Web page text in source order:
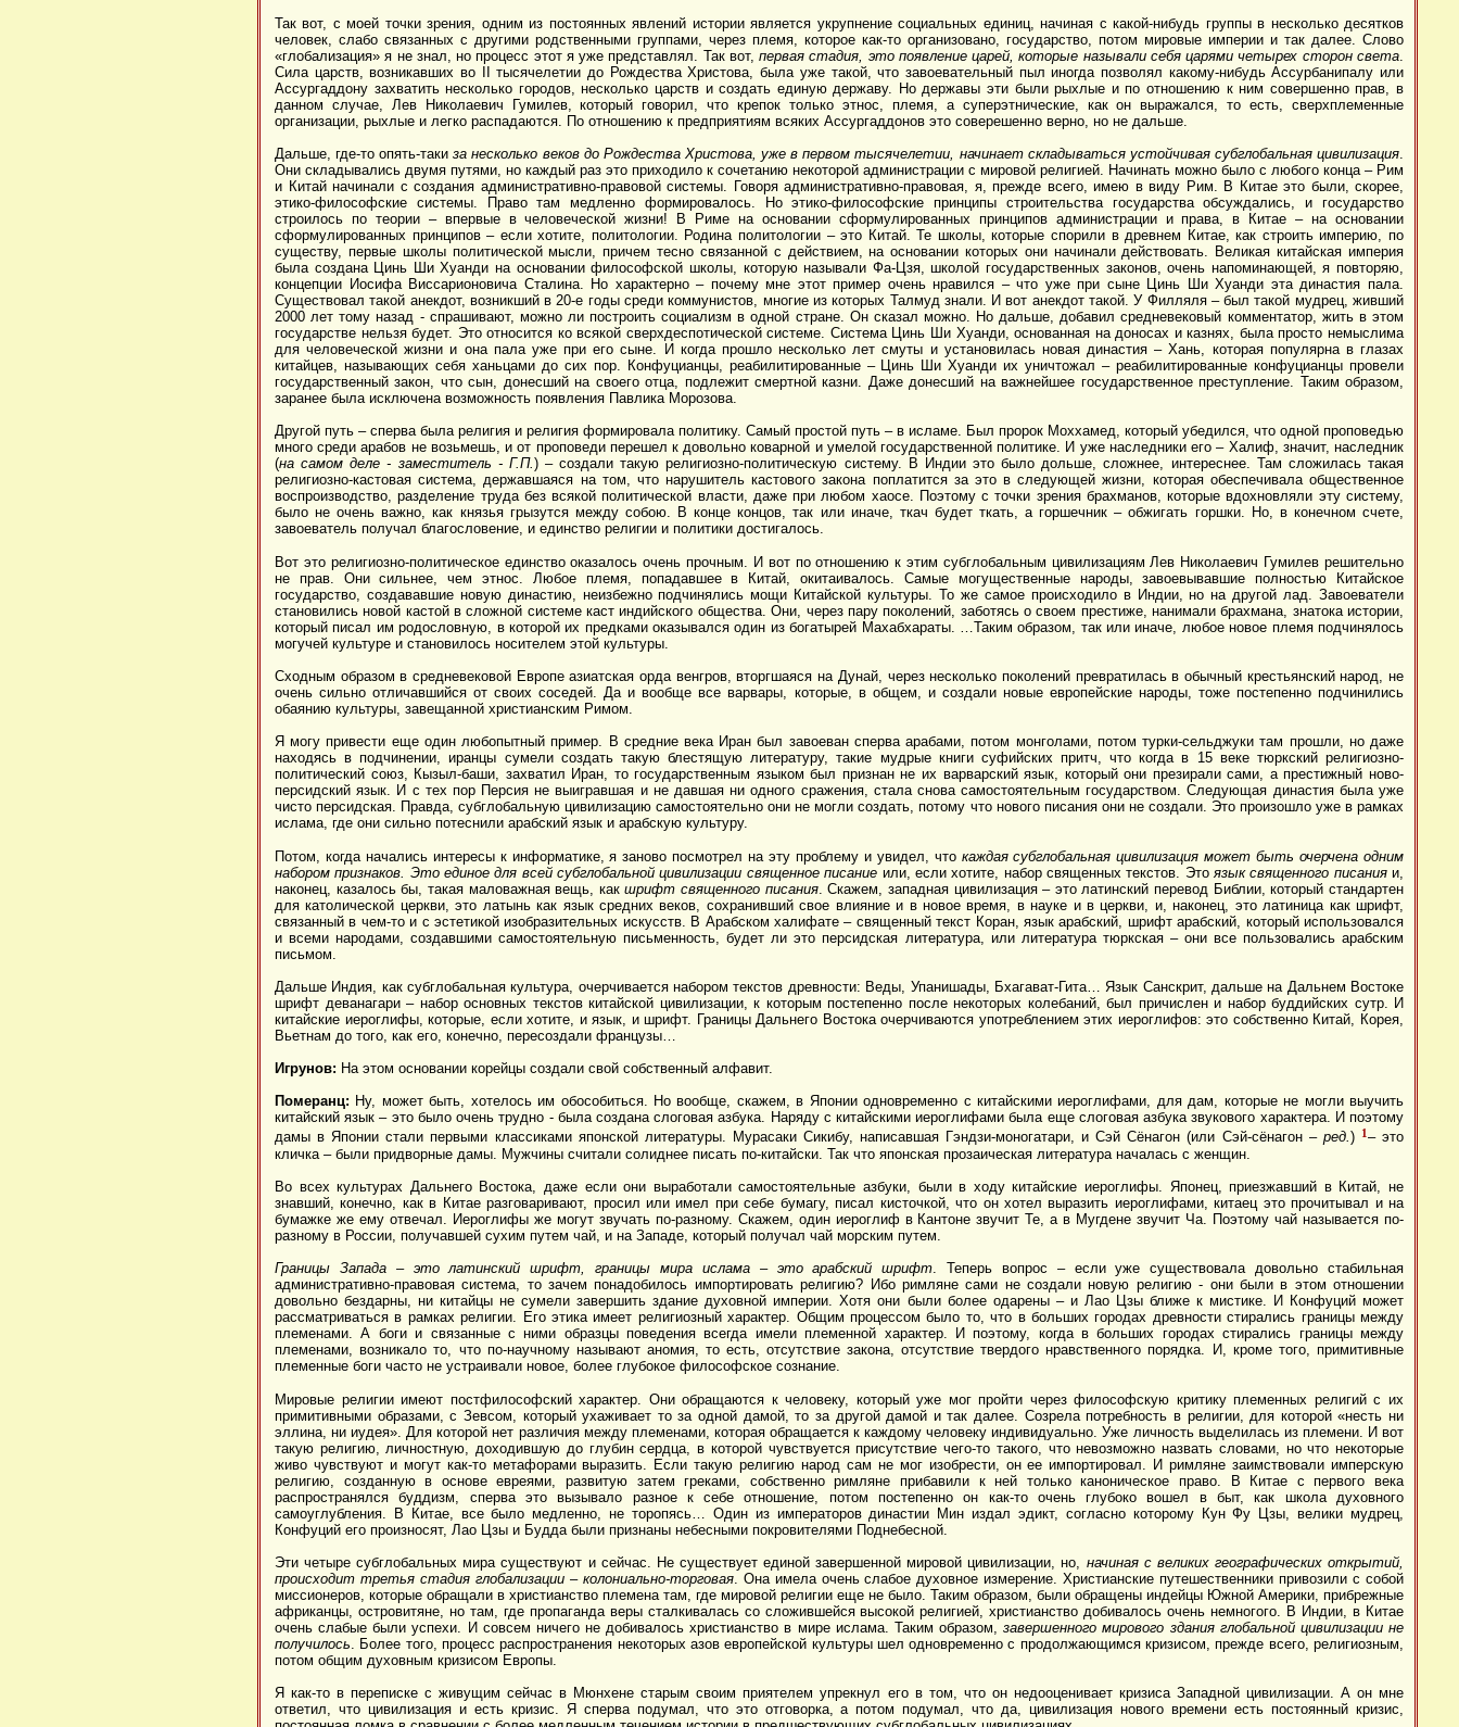
Так вот, с моей точки зрения, одним из постоянных явлений истории является укрупнение социальных единиц, начиная с какой-нибудь группы в несколько десятков
человек, слабо связанных с другими родственными группами, через племя, которое как-то организовано, государство, потом мировые империи и так далее. Слово
«глобализация» я не знал, но процесс этот я уже представлял. Так вот,первая стадия, это появление царей, которые называли себя царями четырех сторон света
Сила царств, возникавших во II тысячелетии до Рождества Христова, была уже такой, что завоевательный пыл иногда позволял какому-нибудь Ассурбанипалу или
Ассургаддону захватить несколько городов, несколько царств и создать единую державу. Но державы эти были рыхлые и по отношению к ним совершенно прав, в
данном случае, Лев Николаевич Гумилев, который говорил, что крепок только этнос, племя, а суперэтнические, как он выражался, то есть, сверхплеменные
организации, рыхлые и легко распадаются. По отношению к предприятиям всяких Ассургаддонов это соверешенно верно, но не дальше.
Дальше, где-то опять-такиза несколько веков до Рождества Христова, уже в первом тысячелетии, начинает складываться устойчивая субглобальная цивилизация
Они складывались двумя путями, но каждый раз это приходило к сочетанию некоторой администрации с мировой религией. Начинать можно было с любого конца – Рим
и Китай начинали с создания административно-правовой системы. Говоря административно-правовая, я, прежде всего, имею в виду Рим. В Китае это были, скорее,
этико-философские системы. Право там медленно формировалось. Но этико-философские принципы строительства государства обсуждались, и государство
строилось по теории – впервые в человеческой жизни! В Риме на основании сформулированных принципов администрации и права, в Китае – на основании
сформулированных принципов – если хотите, политологии. Родина политологии – это Китай. Те школы, которые спорили в древнем Китае, как строить империю, по
существу, первые школы политической мысли, причем тесно связанной с действием, на основании которых они начинали действовать.
Великая китайская империя
была создана Цинь Ши Хуанди на основании философской школы, которую называли Фа-Цзя, школой государственных законов, очень напоминающей, я повторяю,
концепции Иосифа Виссарионовича Сталина. Но характерно – почему мне этот пример очень нравился – что уже при сыне Цинь Ши Хуанди эта династия пала.
Существовал такой анекдот, возникший в 20-е годы среди коммунистов, многие из которых Талмуд знали. И вот анекдот такой. У Филляля – был такой мудрец, живший
2000 лет тому назад - спрашивают, можно ли построить социализм в одной стране. Он сказал можно. Но дальше, добавил средневековый комментатор, жить в этом
государстве нельзя будет. Это относится ко всякой сверхдеспотической системе. Система Цинь Ши Хуанди, основанная на доносах и казнях, была просто немыслима
для человеческой жизни и она пала уже при его сыне. И когда прошло несколько лет смуты и установилась новая династия – Хань, которая популярна в глазах
китайцев, называющих себя ханьцами до сих пор. Конфуцианцы, реабилитированные – Цинь Ши Хуанди их уничтожал – реабилитированные конфуцианцы провели
государственный закон, что сын, донесший на своего отца, подлежит смертной казни. Даже донесший на важнейшее государственное преступление. Таким образом,
заранее была исключена возможность появления Павлика Морозова.
Другой путь – сперва была религия и религия формировала политику. Самый простой путь – в исламе. Был пророк Моххамед, который убедился, что одной проповедью
много среди арабов не возьмешь, и от проповеди перешел к довольно коварной и умелой государственной политике. И уже наследники его – Халиф, значит, наследник
(на самом деле - заместитель - Г.П.) – создали такую религиозно-политическую систему. В Индии это было дольше, сложнее, интереснее. Там сложилась такая
религиозно-кастовая система, державшаяся на том, что нарушитель кастового закона поплатится за это в следующей жизни, которая обеспечивала общественное
воспроизводство, разделение труда без всякой политической власти, даже при любом хаосе. Поэтому с точки зрения брахманов, которые вдохновляли эту систему,
было не очень важно, как князья грызутся между собою. В конце концов, так или иначе, ткач будет ткать, а горшечник – обжигать горшки. Но, в конечном счете,
завоеватель получал благословение, и единство религии и политики достигалось.
Вот это религиозно-политическое единство оказалось очень прочным. И вот по отношению к этим субглобальным цивилизациям Лев Николаевич Гумилев решительно
не прав. Они сильнее, чем этнос. Любое племя, попадавшее в Китай, окитаивалось. Самые могущественные народы, завоевывавшие полностью Китайское
государство, создававшие новую династию, неизбежно подчинялись мощи Китайской культуры. То же самое происходило в Индии, но на другой лад. Завоеватели
становились новой кастой в сложной системе каст индийского общества. Они, через пару поколений, заботясь о своем престиже, нанимали брахмана, знатока истории,
который писал им родословную, в которой их предками оказывался один из богатырей Махабхараты. …Таким образом, так или иначе, любое новое племя подчинялось
могучей культуре и становилось носителем этой культуры.
Сходным образом в средневековой Европе азиатская орда венгров, вторгшаяся на Дунай, через несколько поколений превратилась в обычный крестьянский народ, не
очень сильно отличавшийся от своих соседей. Да и вообще все варвары, которые, в общем, и создали новые европейские народы, тоже постепенно подчинились
обаянию культуры, завещанной христианским Римом.
Я могу привести еще один любопытный пример. В средние века Иран был завоеван сперва арабами, потом монголами, потом турки-сельджуки там прошли, но даже
находясь в подчинении, иранцы сумели создать такую блестящую литературу, такие мудрые книги суфийских притч, что когда в 15 веке тюркский религиозно-
политический союз, Кызыл-баши, захватил Иран, то государственным языком был признан не их варварский язык, который они презирали сами, а престижный ново-
персидский язык. И с тех пор Персия не выигравшая и не давшая ни одного сражения, стала снова самостоятельным государством. Следующая династия была уже
чисто персидская. Правда, субглобальную цивилизацию самостоятельно они не могли создать, потому что нового писания они не создали. Это произошло уже в рамках
ислама, где они сильно потеснили арабский язык и арабскую культуру.
Потом, когда начались интересы к информатике, я заново посмотрел на эту проблему и увидел, что каждая субглобальная цивилизация может быть очерчена одним
набором признаков. Это единое для всей субглобальной цивилизации священное писание или, если хотите, набор священных текстов. Это язык священного писанияи,
наконец, казалось бы, такая маловажная вещь, какшрифт священного писания. Скажем, западная цивилизация – это латинский перевод Библии, который стандартен
для католической церкви, это латынь как язык средних веков, сохранивший свое влияние и в новое время, в науке и в церкви, и, наконец, это латиница как шрифт,
связанный в чем-то и с эстетикой изобразительных искусств. В Арабском халифате – священный текст Коран, язык арабский, шрифт арабский, который использовался
и всеми народами, создавшими самостоятельную письменность, будет ли это персидская литература, или литература тюркская – они все пользовались арабским
письмом.
Дальше Индия, как субглобальная культура, очерчивается набором текстов древности: Веды, Упанишады, Бхагават-Гита… Язык Санскрит, дальше на Дальнем Востоке
шрифт деванагари – набор основных текстов китайской цивилизации, к которым постепенно после некоторых колебаний, был причислен и набор буддийских сутр. И
китайские иероглифы, которые, если хотите, и язык, и шрифт. Границы Дальнего Востока очерчиваются употреблением этих иероглифов: это собственно Китай, Корея,
Вьетнам до того, как его, конечно, пересоздали французы…
Игрунов: На этом основании корейцы создали свой собственный алфавит.
Померанц: Ну, может быть, хотелось им обособиться. Но вообще, скажем, в Японии одновременно с китайскими иероглифами, для дам, которые не могли выучить
китайский язык – это было очень трудно - была создана слоговая азбука. Наряду с китайскими иероглифами была еще слоговая азбука звукового характера. И поэтому
дамы в Японии стали первыми классиками японской литературы. Мурасаки Сикибу, написавшая Гэндзи-моногатари, и Сэй Сёнагон (или Сэй-сёнагон – ред. ) 1– это
кличка – были придворные дамы. Мужчины считали солиднее писать по-китайски. Так что японская прозаическая литература началась с женщин.
Во всех культурах Дальнего Востока, даже если они выработали самостоятельные азбуки, были в ходу китайские иероглифы. Японец, приезжавший в Китай, не
знавший, конечно, как в Китае разговаривают, просил или имел при себе бумагу, писал кисточкой, что он хотел выразить иероглифами, китаец это прочитывал и на
бумажке же ему отвечал. Иероглифы же могут звучать по-разному. Скажем, один иероглиф в Кантоне звучит Те, а в Мугдене звучит Ча. Поэтому чай называется по-
разному в России, получавшей сухим путем чай, и на Западе, который получал чай морским путем.
Границы Запада – это латинский шрифт, границы мира ислама – это арабский шрифт. Теперь вопрос – если уже существовала довольно стабильная
административно-правовая система, то зачем понадобилось импортировать религию? Ибо римляне сами не создали новую религию - они были в этом отношении
довольно бездарны, ни китайцы не сумели завершить здание духовной империи. Хотя они были более одарены – и Лао Цзы ближе к мистике. И Конфуций может
рассматриваться в рамках религии. Его этика имеет религиозный характер. Общим процессом было то, что в больших городах древности стирались границы между
племенами. А боги и связанные с ними образцы поведения всегда имели племенной характер. И поэтому, когда в больших городах стирались границы между
племенами, возникало то, что по-научному называют аномия, то есть, отсутствие закона, отсутствие твердого нравственного порядка. И, кроме того, примитивные
племенные боги часто не устраивали новое, более глубокое философское сознание.
Мировые религии имеют постфилософский характер. Они обращаются к человеку, который уже мог пройти через философскую критику племенных религий с их
примитивными образами, с Зевсом, который ухаживает то за одной дамой, то за другой дамой и так далее. Созрела потребность в религии, для которой «несть ни
эллина, ни иудея». Для которой нет различия между племенами, которая обращается к каждому человеку индивидуально. Уже личность выделилась из племени. И вот
такую религию, личностную, доходившую до глубин сердца, в которой чувствуется присутствие чего-то такого, что невозможно назвать словами, но что некоторые
живо чувствуют и могут как-то метафорами выразить. Если такую религию народ сам не мог изобрести, он ее импортировал. И римляне заимствовали имперскую
религию, созданную в основе евреями, развитую затем греками, собственно римляне прибавили к ней только каноническое право. В Китае с первого века
распространялся буддизм, сперва это вызывало разное к себе отношение, потом постепенно он как-то очень глубоко вошел в быт, как школа духовного
самоуглубления. В Китае, все было медленно, не торопясь… Один из императоров династии Мин издал эдикт, согласно которому Кун Фу Цзы, велики мудрец,
Конфуций его произносят, Лао Цзы и Будда были признаны небесными покровителями Поднебесной.
Эти четыре субглобальных мира существуют и сейчас. Не существует единой завершенной мировой цивилизации, но, начиная с великих географических открытий,
происходит третья стадия глобализации – колониально-торговая. Она имела очень слабое духовное измерение. Христианские путешественники привозили с собой
миссионеров, которые обращали в христианство племена там, где мировой религии еще не было. Таким образом, были обращены индейцы Южной Америки, прибрежные
африканцы, островитяне, но там, где пропаганда веры сталкивалась со сложившейся высокой религией, христианство добивалось очень немногого. В Индии, в Китае
очень слабые были успехи. И совсем ничего не добивалось христианство в мире ислама. Таким образом,завершенного мирового здания глобальной цивилизации не
получилось. Более того, процесс распространения некоторых азов европейской культуры шел одновременно с продолжающимся кризисом, прежде всего, религиозным,
потом общим духовным кризисом Европы.
Я как-то в переписке с живущим сейчас в Мюнхене старым своим приятелем упрекнул его в том, что он недооценивает кризиса Западной цивилизации. А он мне
ответил, что цивилизация и есть кризис. Я сперва подумал, что это отговорка, а потом подумал, что да, цивилизация нового времени есть постоянный кризис,